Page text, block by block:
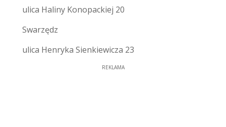
ulica Haliny Konopackiej 20
Swarzędz
ulica Henryka Sienkiewicza 23
REKLAMA